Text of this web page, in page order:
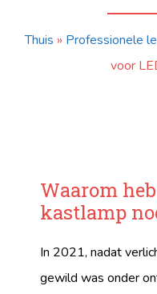
Thuis » Professionele
voor
Waarom
kastlamp
In 2021, nadat
gewild was onder